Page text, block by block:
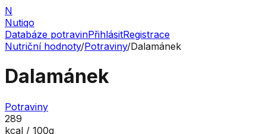
N
Nutiqo
Databáze potravinPřihlásitRegistrace
Nutriční hodnoty/Potraviny/Dalamánek
Dalamánek
Potraviny
289
kcal / 100g